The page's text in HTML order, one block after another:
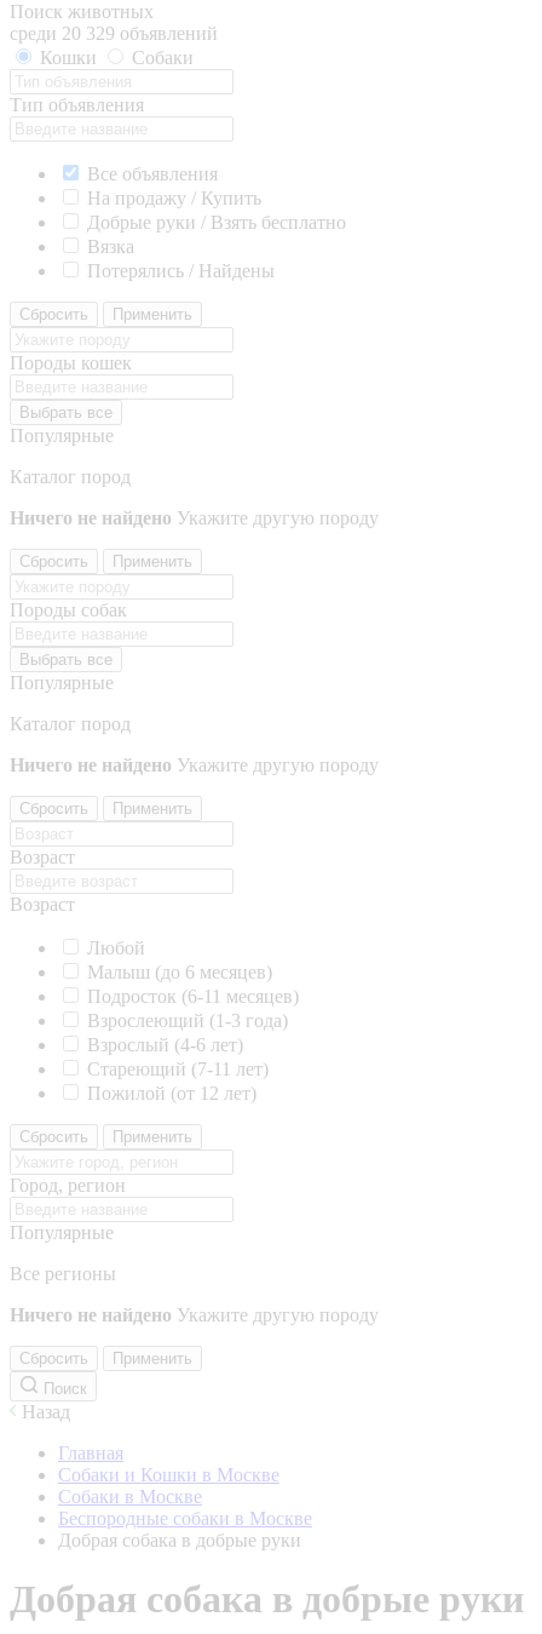
Поиск животных
среди 20 329 объявлений
Кошки
Собаки
Тип объявления
Все объявления
На продажу / Купить
Добрые руки / Взять бесплатно
Вязка
Потерялись / Найдены
Сбросить Применить
Породы кошек
Выбрать все
Популярные
Каталог пород
Ничего не найдено Укажите другую породу
Сбросить Применить
Породы собак
Выбрать все
Популярные
Каталог пород
Ничего не найдено Укажите другую породу
Сбросить Применить
Возраст
Возраст
Любой
Малыш (до 6 месяцев)
Подросток (6-11 месяцев)
Взрослеющий (1-3 года)
Взрослый (4-6 лет)
Стареющий (7-11 лет)
Пожилой (от 12 лет)
Сбросить Применить
Город, регион
Популярные
Все регионы
Ничего не найдено Укажите другую породу
Сбросить
Применить
Поиск
Назад
Главная
Собаки и Кошки в Москве
Собаки в Москве
Беспородные собаки в Москве
Добрая собака в добрые руки
Добрая собака в добрые руки